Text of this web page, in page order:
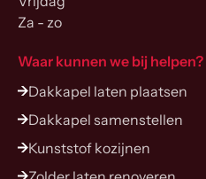
Za - zo
Waar kunnen we bij helpen?
Dakkapel laten plaatsen
Dakkapel samenstellen
Kunststof kozijnen